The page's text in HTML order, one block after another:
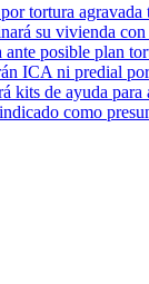
tortura
su vivienda
posible plan
ICA ni predial
kits de ayuda para
como